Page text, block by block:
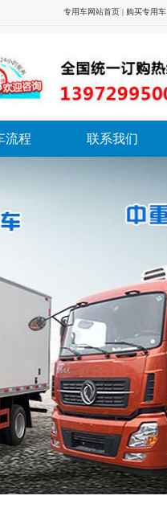
专用车网站首页 | 购买专用车
流程 联系我们